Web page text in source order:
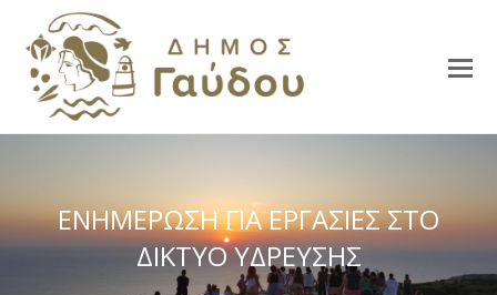
ΕΝΗΜΕΡΩΣΗ ΓΙΑ ΕΡΓΑΣΙΕΣ ΣΤΟ
ΔΙΚΤΥΟ ΥΔΡΕΥΣΗΣ